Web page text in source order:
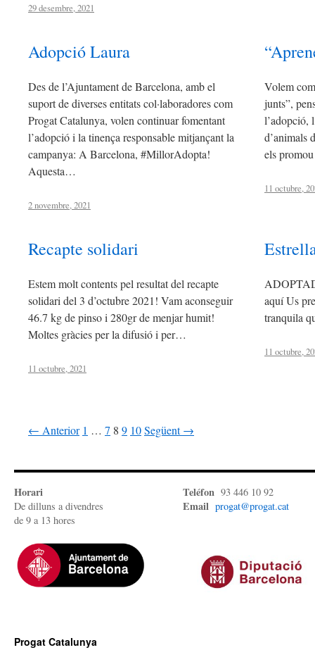
29 desembre, 2021
Adopció Laura
Des de l’Ajuntament de Barcelona, amb el
suport de diverses entitats col·laboradores com
Progat Catalunya, volen continuar fomentant
l’adopció i la tinença responsable mitjançant la
campanya: A Barcelona, #MillorAdopta!
Aquesta…
2 novembre, 2021
Volem
junts”,
l’adopció,
d’animals
els
11 octubre,
Recapte solidari
Estem molt contents pel resultat del recapte
solidari del 3 d’octubre 2021! Vam aconseguir
46.7 kg de pinso i 280gr de menjar humit!
Moltes gràcies per la difusió i per…
11 octubre, 2021
aquí Us
tranquila
11 octubre,
← Anterior 1 … 7 8 9 10Següent →
Horari
De dilluns a divendres
de 9 a 13 hores
Teléfon 93 446 10 92
Email progat@progat.cat
Progat Catalunya